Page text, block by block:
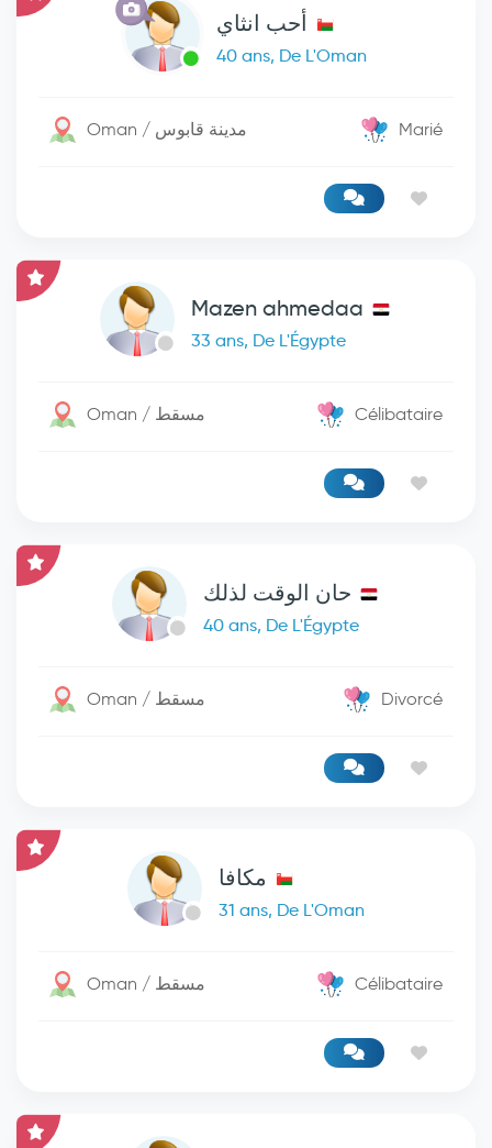
أحب انثاي
40 ans, De L'Oman
Oman / مدينة قابوس Marié
Mazen ahmedaa
33 ans, De L'Égypte
Oman / مسقط Célibataire
حان الوقت لذلك
40 ans, De L'Égypte
Oman / مسقط Divorcé
مكافا
31 ans, De L'Oman
Oman / مسقط Célibataire